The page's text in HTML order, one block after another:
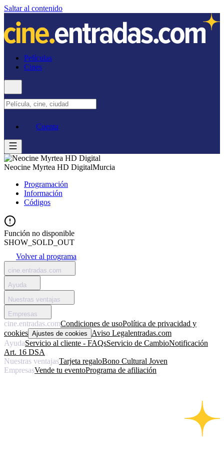
Saltar al contenido
Películas
Cines
Cuenta
Neocine Myrtea HD DigitalMurcia
Programación
Información
Códigos
Función no disponible
SHOW_SOLD_OUT
Volver al programa
cine.entradas.com
Ayuda
Nuestras ventajas
Empresas
cine.entradas.comCondiciones de usoPolítica de privacidad y
cookies Ajustes de cookies Aviso Legalentradas.com
AyudaServicio al cliente - FAQsServicio de CambioNotificación
Art. 16 DSA
Nuestras ventajasTarjeta regaloBono Cultural Joven
EmpresasVende tu eventoPrograma de afiliación